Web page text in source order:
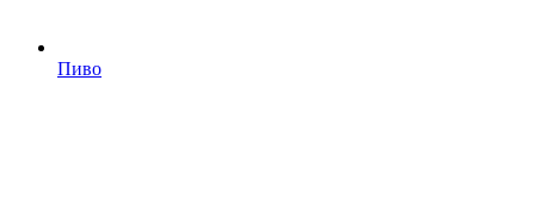
Пиво